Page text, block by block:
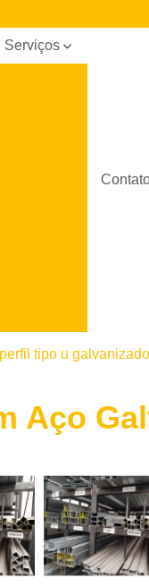
Serviços
Roldanas
de ferro
aço
Telha de
aço
Tintas para
aço
perfil tipo u galvanizado
Aço